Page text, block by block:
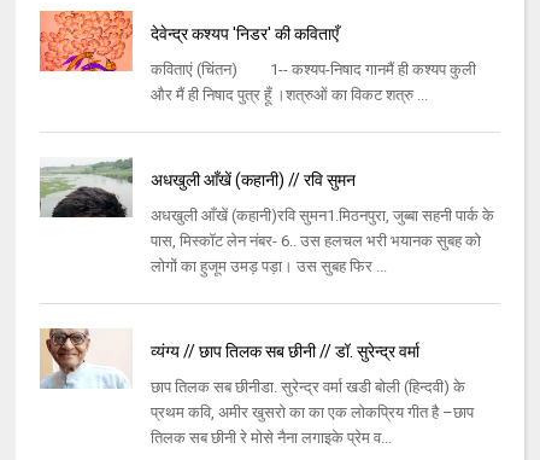
देवेन्द्र कश्यप 'निडर' की कविताएँ
कविताएं (चिंतन) 1-- कश्यप-निषाद गानमैं ही कश्यप कुली
और मैं ही निषाद पुत्र हूँ ।शत्रुओं का विकट शत्रु ...
अधखुली आँखें (कहानी) // रवि सुमन
अधखुली आँखें (कहानी)रवि सुमन1.मिठनपुरा, जुब्बा सहनी पार्क के
पास, मिस्कॉट लेन नंबर- 6.. उस हलचल भरी भयानक सुबह को
लोगों का हुजूम उमड़ पड़ा। उस सुबह फिर ...
व्यंग्य // छाप तिलक सब छीनी // डॉ. सुरेन्द्र वर्मा
छाप तिलक सब छीनीडा. सुरेन्द्र वर्मा खडी बोली (हिन्दवी) के
प्रथम कवि, अमीर खुसरो का का एक लोकप्रिय गीत है –छाप
तिलक सब छीनी रे मोसे नैना लगाइके प्रेम व...